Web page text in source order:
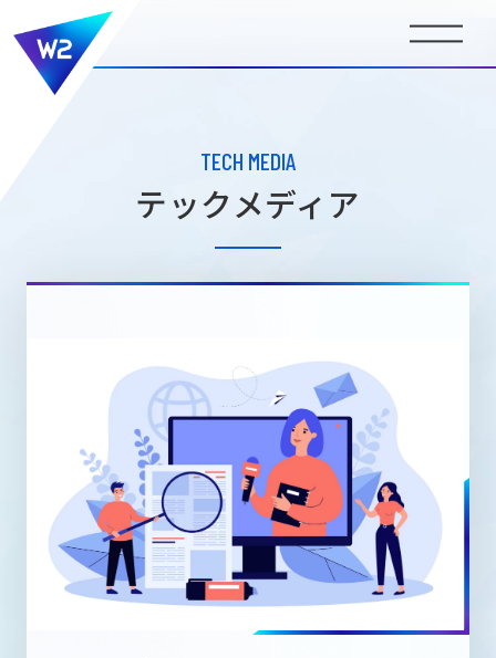
事業内容
COMPANY INFORMATION
会社情報
ニュース
MEDIA
メディア
RECRUIT INFORMATION
採用情報
TECH MEDIA
テックメディア